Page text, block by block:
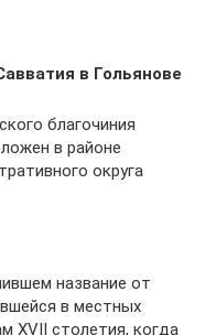
в Гольянове
благочиния
в районе
округа
название от
в местных
XVII столетия, когда